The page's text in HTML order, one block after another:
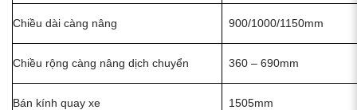
Chiều dài càng nâng 900/1000/1150mm
Chiều rộng càng nâng dịch chuyển 360 – 690mm
Bán kính quay xe 1505mm